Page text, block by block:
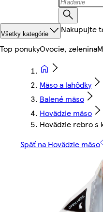
Všetky kategórie Nakupujte
Top ponukyOvocie, zelenina
Mäso a lahôdky
Balené mäso
Hovädzie mäso
Hovädzie rebro s
Späť na Hovädzie mäso